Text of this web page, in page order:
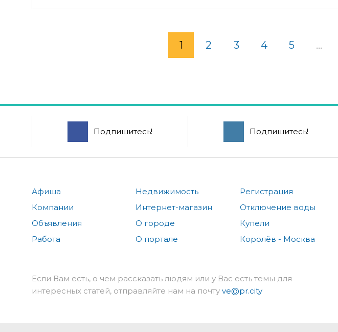
1 2 3 4 5 ...
Подпишитесь! Подпишитесь!
Афиша
Компании
Объявления
Работа
Недвижимость
Интернет-магазин
О городе
О портале
Регистрация
Отключение воды
Купели
Королёв - Москва
Если Вам есть, о чем рассказать людям или у Вас есть темы для
интересных статей, отправляйте нам на почту ve@pr.city